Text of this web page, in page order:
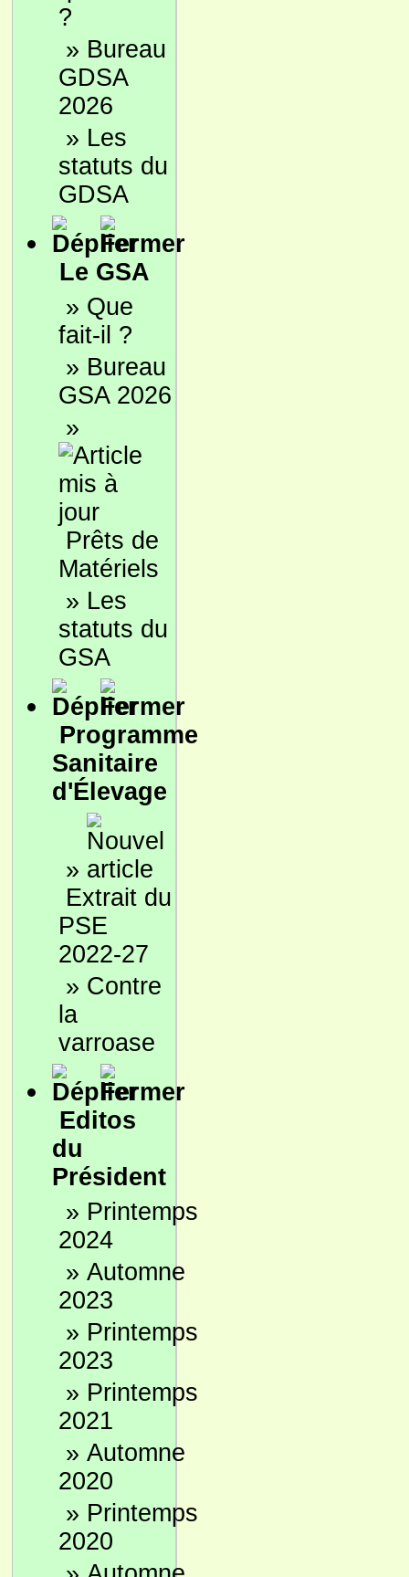
?
» Bureau
GDSA
2026
» Les
statuts du
GDSA
Le GSA
» Que
fait-il ?
» Bureau
GSA 2026
»
Prêts de
Matériels
» Les
statuts du
GSA
Programme
Sanitaire
d'Élevage
»
Extrait du
PSE
2022-27
» Contre
la
varroase
Editos
du
Président
» Printemps
2024
» Automne
2023
» Printemps
2023
» Printemps
2021
» Automne
2020
» Printemps
2020